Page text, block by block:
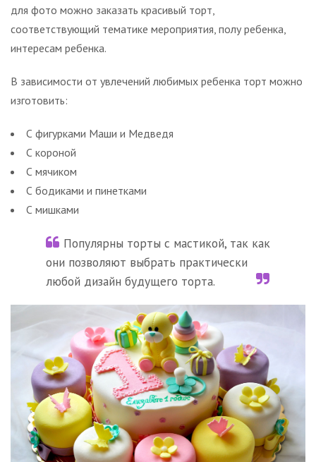
для фото можно заказать красивый торт,
соответствующий тематике мероприятия, полу ребенка,
интересам ребенка.
В зависимости от увлечений любимых ребенка торт можно
изготовить:
С фигурками Маши и Медведя
С короной
С мячиком
С бодиками и пинетками
С мишками
Популярны торты с мастикой, так как
они позволяют выбрать практически
любой дизайн будущего торта.